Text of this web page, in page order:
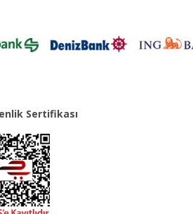
Sertifikası